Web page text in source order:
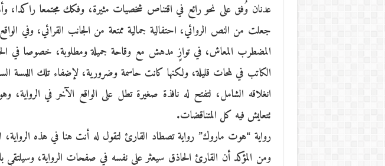
عدنان وُفق على نحو رائع في اقتناص شخصيات مثيرة، وفكك مجتمعا راكدا،
جعلت من النص الروائي، احتفالية جمالية ممتعة من الجانب القرائي، وفي
المضطرب المعاش، في توازٍ مدهش مع وقاحة جميلة ومطلوبة، خصوصا في
الكاتب في لمحات قليلة، ولكنها كانت حاسمة وضرورية، لإضفاء تلك اللمسة
انغلاقه الشامل، لتفتح له نافذة صغيرة تطل على الواقع الآخر في
تتعايش فيه كل المتناقضات.
رواية “هوت ماروك” رواية تصطاد القارئ لتقول له أنت هنا في هذه
ومن المؤكد أن القارئ الحاذق سيعثر على نفسه في صفحات الرواية، وسيلتقي